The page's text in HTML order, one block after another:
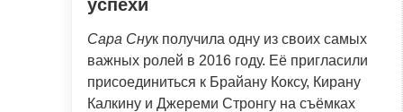
успехи
Сара Снук получила одну из своих самых
важных ролей в 2016 году. Её пригласили
присоединиться к Брайану Коксу, Кирану
Калкину и Джереми Стронгу на съёмках